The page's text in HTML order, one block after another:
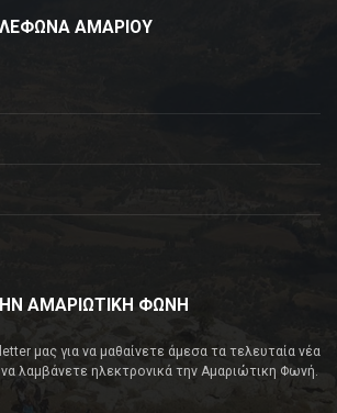
ΑΜΑΡΙΟΥ
ΑΜΑΡΙΩΤΙΚΗ ΦΩΝΗ
μας για να μαθαίνετε άμεσα τα τελευταία νέα
λαμβάνετε ηλεκτρονικά την Αμαριώτικη Φωνή.